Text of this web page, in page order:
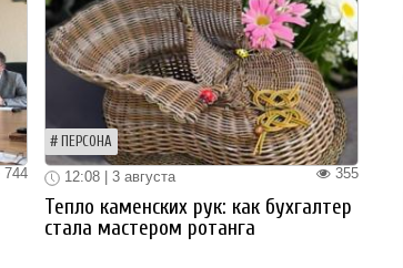
744
ПЕРСОНА
355
12:08 | 3 августа
Тепло каменских рук: как бухгалтер
стала мастером ротанга